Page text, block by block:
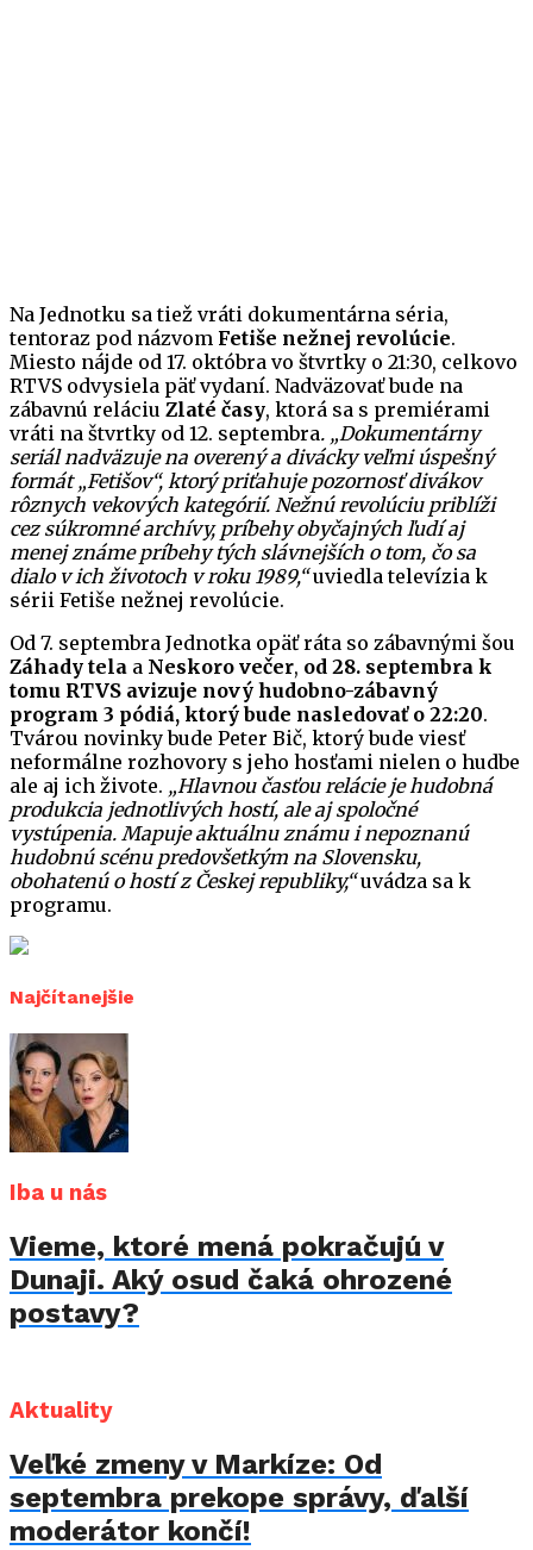
Na Jednotku sa tiež vráti dokumentárna séria,
tentoraz pod názvom Fetiše nežnej revolúcie.
Miesto nájde od 17. októbra vo štvrtky o 21:30, celkovo
RTVS odvysiela päť vydaní. Nadväzovať bude na
zábavnú reláciu Zlaté časy, ktorá sa s premiérami
vráti na štvrtky od 12. septembra. „Dokumentárny
seriál nadväzuje na overený a divácky veľmi úspešný
formát „Fetišov“, ktorý priťahuje pozornosť divákov
rôznych vekových kategórií. Nežnú revolúciu priblíži
cez súkromné archívy, príbehy obyčajných ľudí aj
menej známe príbehy tých slávnejších o tom, čo sa
dialo v ich životoch v roku 1989,“uviedla televízia k
sérii Fetiše nežnej revolúcie.
Od 7. septembra Jednotka opäť ráta so zábavnými šou
Záhady tela a Neskoro večer, od 28. septembra k
tomu RTVS avizuje nový hudobno-zábavný
program 3 pódiá, ktorý bude nasledovať o 22:20.
Tvárou novinky bude Peter Bič, ktorý bude viesť
neformálne rozhovory s jeho hosťami nielen o hudbe
ale aj ich živote. „Hlavnou časťou relácie je hudobná
produkcia jednotlivých hostí, ale aj spoločné
vystúpenia. Mapuje aktuálnu známu i nepoznanú
hudobnú scénu predovšetkým na Slovensku,
obohatenú o hostí z Českej republiky,“uvádza sa k
programu.
Najčítanejšie
Iba u nás
Vieme, ktoré mená pokračujú v
Dunaji. Aký osud čaká ohrozené
postavy?
Aktuality
Veľké zmeny v Markíze: Od
septembra prekope správy, ďalší
moderátor končí!